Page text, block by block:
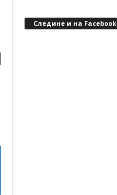
Следине и на Facebook